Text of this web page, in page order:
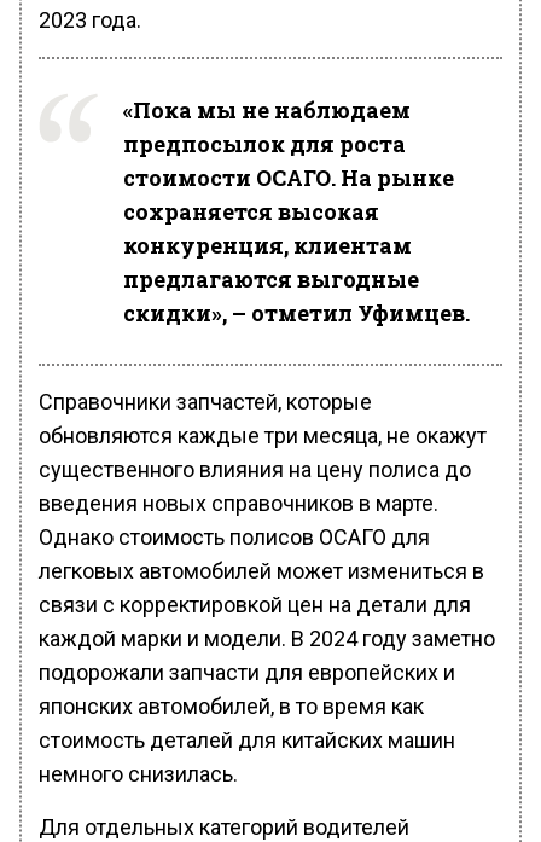
2023 года.
«Пока мы не наблюдаем
предпосылок для роста
стоимости ОСАГО. На рынке
сохраняется высокая
конкуренция, клиентам
предлагаются выгодные
скидки», – отметил Уфимцев.
Справочники запчастей, которые
обновляются каждые три месяца, не окажут
существенного влияния на цену полиса до
введения новых справочников в марте.
Однако стоимость полисов ОСАГО для
легковых автомобилей может измениться в
связи с корректировкой цен на детали для
каждой марки и модели. В 2024 году заметно
подорожали запчасти для европейских и
японских автомобилей, в то время как
стоимость деталей для китайских машин
немного снизилась.
Для отдельных категорий водителей